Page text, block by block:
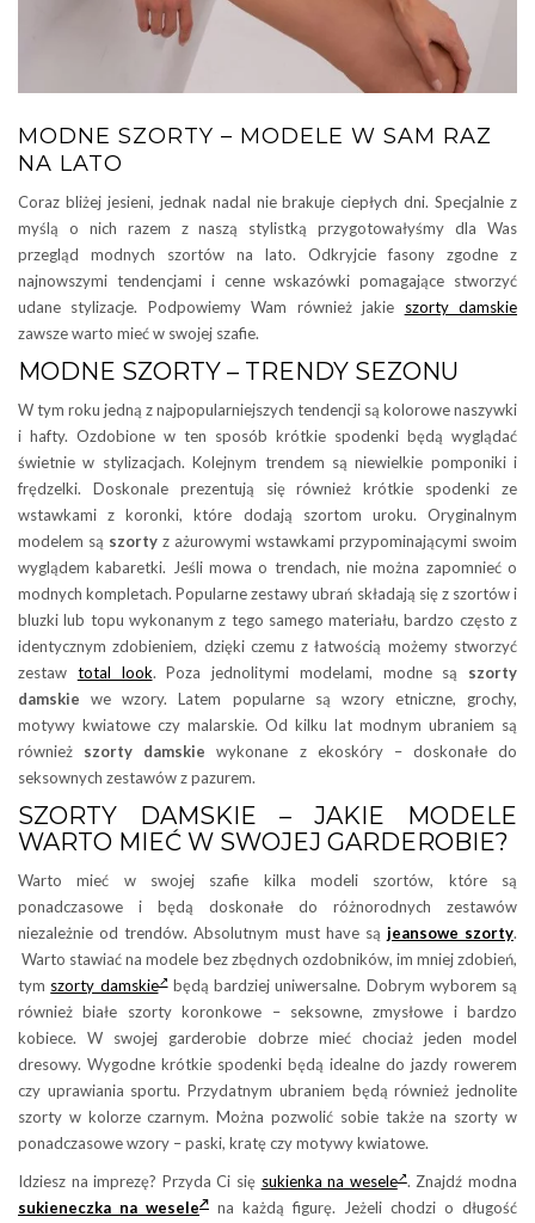
MODNE SZORTY – MODELE W SAM RAZ
NA LATO
Coraz bliżej jesieni, jednak nadal nie brakuje ciepłych dni. Specjalnie z
myślą o nich razem z naszą stylistką przygotowałyśmy dla Was
przegląd modnych szortów na lato. Odkryjcie fasony zgodne z
najnowszymi tendencjami i cenne wskazówki pomagające stworzyć
udane stylizacje. Podpowiemy Wam również jakie szorty damskie
zawsze warto mieć w swojej szafie.
MODNE SZORTY – TRENDY SEZONU
W tym roku jedną z najpopularniejszych tendencji są kolorowe naszywki
i hafty. Ozdobione w ten sposób krótkie spodenki będą wyglądać
świetnie w stylizacjach. Kolejnym trendem są niewielkie pomponiki i
frędzelki. Doskonale prezentują się również krótkie spodenki ze
wstawkami z koronki, które dodają szortom uroku. Oryginalnym
modelem są szorty z ażurowymi wstawkami przypominającymi swoim
wyglądem kabaretki. Jeśli mowa o trendach, nie można zapomnieć o
modnych kompletach. Popularne zestawy ubrań składają się z szortów i
bluzki lub topu wykonanym z tego samego materiału, bardzo często z
identycznym zdobieniem, dzięki czemu z łatwością możemy stworzyć
zestaw total look. Poza jednolitymi modelami, modne są szorty
damskie we wzory. Latem popularne są wzory etniczne, grochy,
motywy kwiatowe czy malarskie. Od kilku lat modnym ubraniem są
również szorty damskie wykonane z ekoskóry – doskonałe do
seksownych zestawów z pazurem.
SZORTY DAMSKIE – JAKIE MODELE
WARTO MIEĆ W SWOJEJ GARDEROBIE?
Warto mieć w swojej szafie kilka modeli szortów, które są
ponadczasowe i będą doskonałe do różnorodnych zestawów
niezależnie od trendów. Absolutnym must have są jeansowe szorty.
Warto stawiać na modele bez zbędnych ozdobników, im mniej zdobień,
tym szorty damskie będą bardziej uniwersalne. Dobrym wyborem są
również białe szorty koronkowe – seksowne, zmysłowe i bardzo
kobiece. W swojej garderobie dobrze mieć chociaż jeden model
dresowy. Wygodne krótkie spodenki będą idealne do jazdy rowerem
czy uprawiania sportu. Przydatnym ubraniem będą również jednolite
szorty w kolorze czarnym. Można pozwolić sobie także na szorty w
ponadczasowe wzory – paski, kratę czy motywy kwiatowe.
Idziesz na imprezę? Przyda Ci się sukienka na wesele . Znajdź modna
sukieneczka na wesele
na każdą figurę. Jeżeli chodzi o długość